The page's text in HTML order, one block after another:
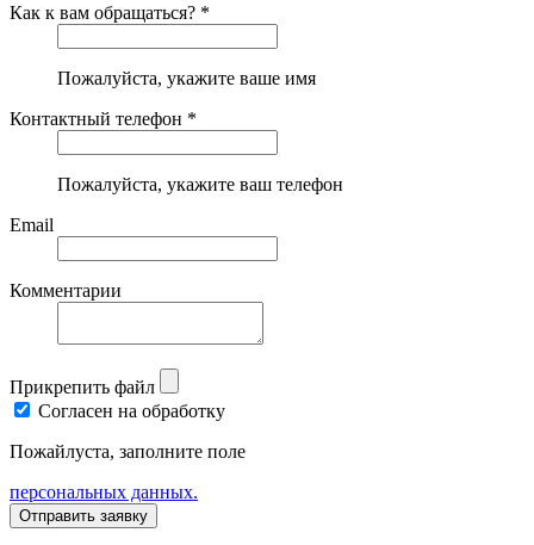
Как к вам обращаться? *
Пожалуйста, укажите ваше имя
Контактный телефон *
Пожалуйста, укажите ваш телефон
Email
Комментарии
Прикрепить файл
Согласен на обработку
Пожайлуста, заполните поле
персональных данных.